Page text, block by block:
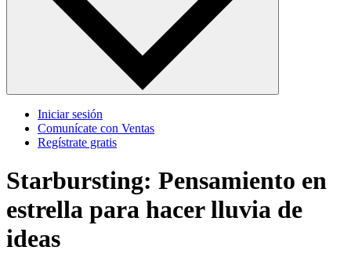
Iniciar sesión
Comunícate con Ventas
Regístrate gratis
Starbursting: Pensamiento en
estrella para hacer lluvia de
ideas